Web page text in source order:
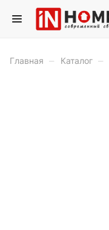
Главная – Каталог –